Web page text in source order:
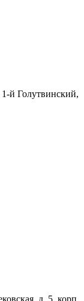
й Голутвинский,
д. 5, корп.